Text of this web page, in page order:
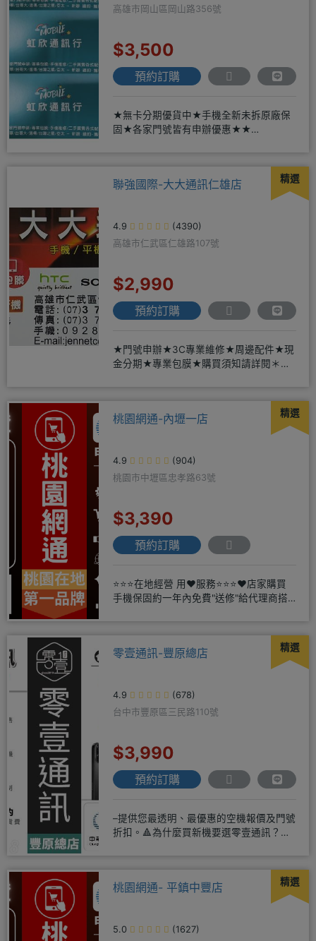
高雄市岡山區岡山路356號
$3,500
預約訂購
★無卡分期優貨中★手機全新未拆原廠保
固★各家門號皆有申辦優惠★★
精選
聯強國際-大大通訊仁雄店
4.9
(4390)
高雄市仁武區仁雄路107號
$2,990
預約訂購
★門號申辦★3C專業維修★周邊配件★現
金分期★專業包膜★購買須知請詳閱＊來
精選
桃園網通-內壢一店
4.9
(904)
桃園市中壢區忠孝路63號
$3,390
預約訂購
⭐⭐⭐在地經營 用❤️服務⭐⭐⭐❤️店家購買
手機保固約一年內免費"送修"給代理商搭
精選
零壹通訊-豐原總店
4.9
(678)
台中市豐原區三民路110號
$3,990
預約訂購
–提供您最透明、最優惠的空機報價及門號
折扣。🔺為什麼買新機要選零壹通訊？
精選
桃園網通- 平鎮中豐店
5.0
(1627)